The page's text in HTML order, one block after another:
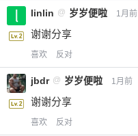
linlin @ 岁岁便啦 1月前
谢谢分享
喜欢 反对
jbdr @ 岁岁便啦 1月前
谢谢分享
喜欢 反对